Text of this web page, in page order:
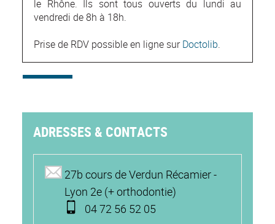
le Rhône. Ils sont tous ouverts du lundi au
vendredi de 8h à 18h.
Prise de RDV possible en ligne surDoctolib.
ADRESSES & CONTACTS
27b cours de Verdun Récamier -
Lyon 2e (+ orthodontie)
04 72 56 52 05